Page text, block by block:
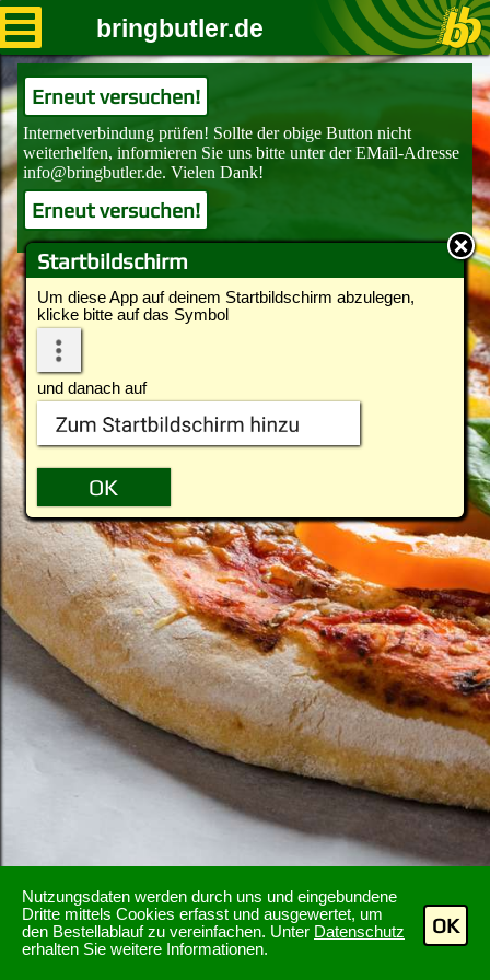
Nutzungsdaten werden durch uns und eingebundene
Dritte mittels Cookies erfasst und ausgewertet, um
den Bestellablauf zu vereinfachen. Unter Datenschutz
erhalten Sie weitere Informationen.
OK
Startbildschirm
Um diese App auf deinem Startbildschirm abzulegen,
klicke bitte auf das Symbol
und danach auf
bringbutler.de
Erneut versuchen!
Erneut versuchen!